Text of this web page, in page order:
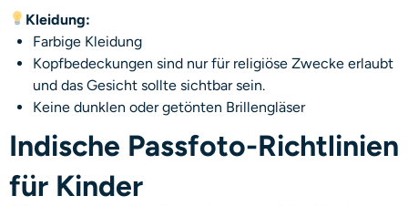
Kleidung:
Farbige Kleidung
Kopfbedeckungen sind nur für religiöse Zwecke erlaubt
und das Gesicht sollte sichtbar sein.
Keine dunklen oder getönten Brillengläser
Indische Passfoto-Richtlinien
für Kinder